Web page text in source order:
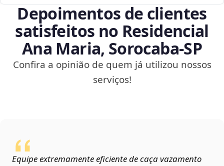
Depoimentos de clientes
satisfeitos no Residencial
Ana Maria, Sorocaba‑SP
Confira a opinião de quem já utilizou nossos
serviços!
Equipe extremamente eficiente de caça vazamento